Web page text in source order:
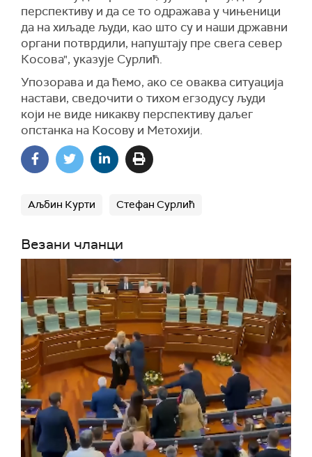
перспективу и да се то одражава у чињеници
да на хиљаде људи, као што су и наши државни
органи потврдили, напуштају пре свега север
Косова", указује Сурлић.
Упозорава и да ћемо, ако се оваква ситуација
настави, сведочити о тихом егзодусу људи
који не виде никакву перспективу даљег
опстанка на Косову и Метохији.
Аљбин Курти Стефан Сурлић
Везани чланци